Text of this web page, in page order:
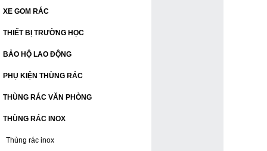
XE GOM RÁC
THIẾT BỊ TRƯỜNG HỌC
BẢO HỘ LAO ĐỘNG
PHỤ KIỆN THÙNG RÁC
THÙNG RÁC VĂN PHÒNG
THÙNG RÁC INOX
Thùng rác inox